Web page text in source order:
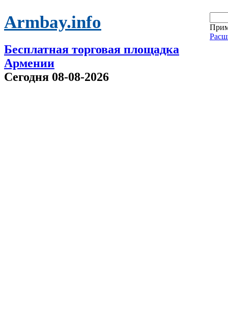
Armbay.info
Бесплатная торговая площадка
Армении
Сегодня 08-08-2026